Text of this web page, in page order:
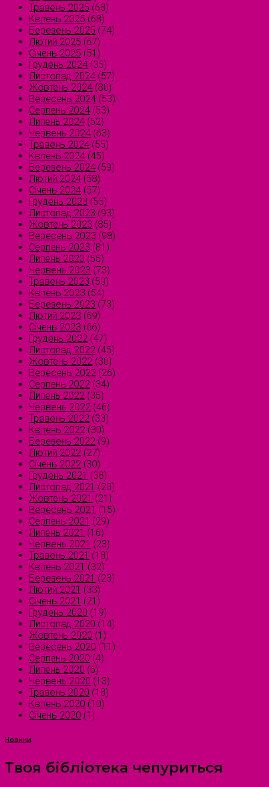
Травень 2025 (68)
Квітень 2025 (68)
Березень 2025 (74)
Лютий 2025 (67)
Січень 2025 (51)
Грудень 2024 (35)
Листопад 2024 (57)
Жовтень 2024 (80)
Вересень 2024 (53)
Серпень 2024 (53)
Липень 2024 (52)
Червень 2024 (63)
Травень 2024 (55)
Квітень 2024 (45)
Березень 2024 (59)
Лютий 2024 (58)
Січень 2024 (57)
Грудень 2023 (55)
Листопад 2023 (93)
Жовтень 2023 (85)
Вересень 2023 (98)
Серпень 2023 (81)
Липень 2023 (55)
Червень 2023 (73)
Травень 2023 (50)
Квітень 2023 (54)
Березень 2023 (73)
Лютий 2023 (69)
Січень 2023 (66)
Грудень 2022 (47)
Листопад 2022 (45)
Жовтень 2022 (30)
Вересень 2022 (26)
Серпень 2022 (34)
Липень 2022 (35)
Червень 2022 (46)
Травень 2022 (33)
Квітень 2022 (30)
Березень 2022 (9)
Лютий 2022 (27)
Січень 2022 (30)
Грудень 2021 (38)
Листопад 2021 (20)
Жовтень 2021 (21)
Вересень 2021 (15)
Серпень 2021 (29)
Липень 2021 (16)
Червень 2021 (23)
Травень 2021 (18)
Квітень 2021 (32)
Березень 2021 (23)
Лютий 2021 (33)
Січень 2021 (21)
Грудень 2020 (19)
Листопад 2020 (14)
Жовтень 2020 (1)
Вересень 2020 (11)
Серпень 2020 (4)
Липень 2020 (6)
Червень 2020 (13)
Травень 2020 (18)
Квітень 2020 (10)
Січень 2020 (1)
Новини
Твоя бібліотека чепуриться